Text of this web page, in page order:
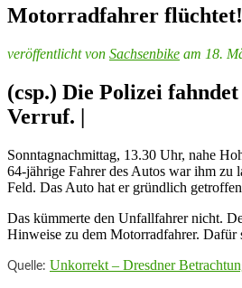
Motorradfahrer flüchtet!
veröffentlicht von Sachsenbike am 18.
(csp.) Die Polizei
Verruf. |
Sonntagnachmittag, 13.30 Uhr, nahe
64-jährige Fahrer des Autos war ihm zu
Feld. Das Auto hat er gründlich
Das kümmerte den Unfallfahrer nicht.
Hinweise zu dem Motorradfahrer.
Quelle: Unkorrekt – Dresdner